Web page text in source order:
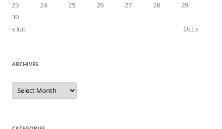
23
24 25 26 27 28
29
30
« Jun
Oct »
ARCHIVES
A
c
e